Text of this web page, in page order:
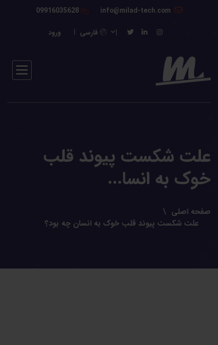
09916035628
فارسی ورود
علت شکست پیوند قلب
خوک به انسا...
صفحه اصلی
علت شکست پیوند قلب خوک به انسان چه بود؟